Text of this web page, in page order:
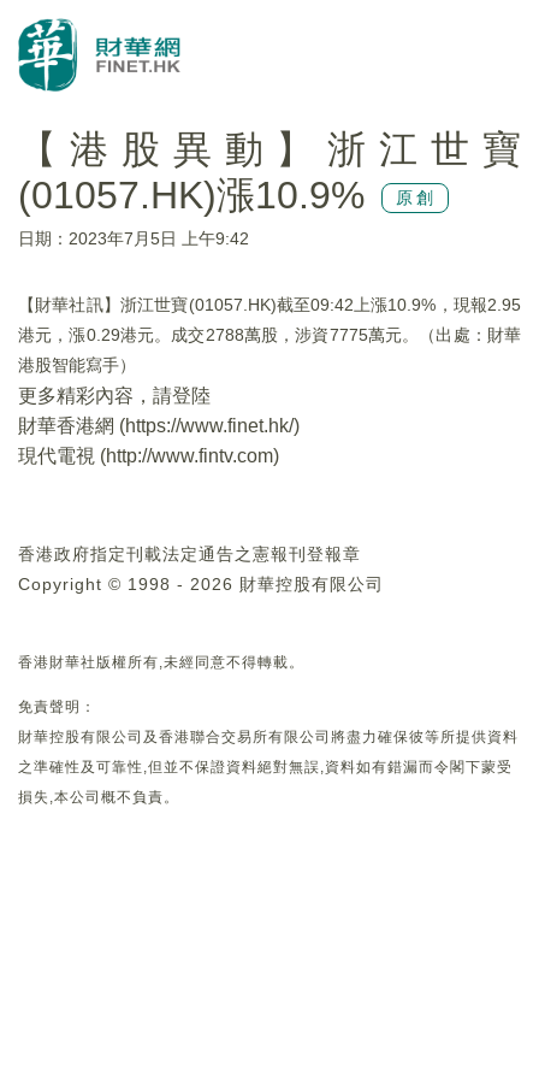
【港股異動】浙江世寶
(01057.HK)漲10.9%
原創
日期：2023年7月5日 上午9:42
【財華社訊】浙江世寶(01057.HK)截至09:42上漲10.9%，現報2.95
港元，漲0.29港元。成交2788萬股，涉資7775萬元。（出處：財華
港股智能寫手）
更多精彩內容，請登陸
財華香港網 (https://www.finet.hk/)
現代電視 (http://www.fintv.com)
香港政府指定刊載法定通告之憲報刊登報章
Copyright © 1998 - 2026 財華控股有限公司
香港財華社版權所有,未經同意不得轉載。
免責聲明：
財華控股有限公司及香港聯合交易所有限公司將盡力確保彼等所提供資料
之準確性及可靠性,但並不保證資料絕對無誤,資料如有錯漏而令閣下蒙受
損失,本公司概不負責。